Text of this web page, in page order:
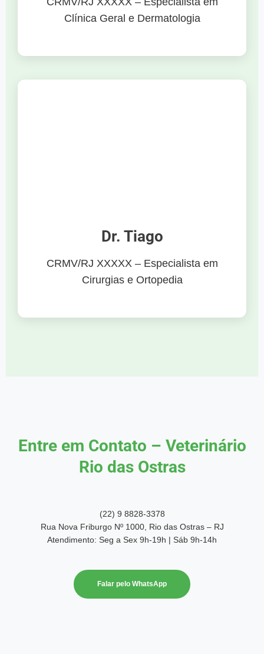
Clínica Geral e Dermatologia
Dr. Tiago
CRMV/RJ XXXXX – Especialista em
Cirurgias e Ortopedia
Entre em Contato – Veterinário
Rio das Ostras
(22) 9 8828-3378
Rua Nova Friburgo Nº 1000, Rio das Ostras – RJ
Atendimento: Seg a Sex 9h-19h | Sáb 9h-14h
Falar pelo WhatsApp